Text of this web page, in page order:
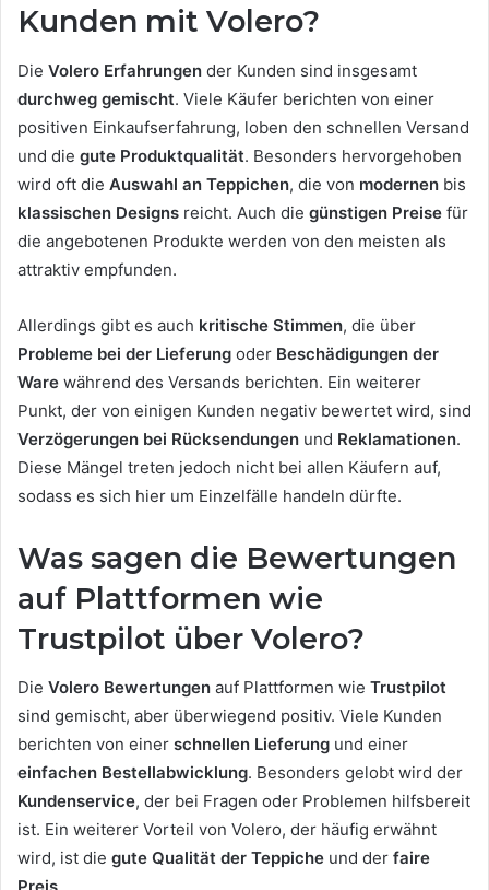
Kunden mit Volero?
Die Volero Erfahrungen der Kunden sind insgesamt
durchweg gemischt. Viele Käufer berichten von einer
positiven Einkaufserfahrung, loben den schnellen Versand
und die gute Produktqualität. Besonders hervorgehoben
wird oft die Auswahl an Teppichen, die von modernen bis
klassischen Designs reicht. Auch die günstigen Preise für
die angebotenen Produkte werden von den meisten als
attraktiv empfunden.
Allerdings gibt es auch kritische Stimmen, die über
Probleme bei der Lieferung oder Beschädigungen der
Ware während des Versands berichten. Ein weiterer
Punkt, der von einigen Kunden negativ bewertet wird, sind
Verzögerungen bei Rücksendungen und Reklamationen.
Diese Mängel treten jedoch nicht bei allen Käufern auf,
sodass es sich hier um Einzelfälle handeln dürfte.
Was sagen die Bewertungen
auf Plattformen wie
Trustpilot über Volero?
Die Volero Bewertungen auf Plattformen wie Trustpilot
sind gemischt, aber überwiegend positiv. Viele Kunden
berichten von einer schnellen Lieferung und einer
einfachen Bestellabwicklung. Besonders gelobt wird der
Kundenservice, der bei Fragen oder Problemen hilfsbereit
ist. Ein weiterer Vorteil von Volero, der häufig erwähnt
wird, ist die gute Qualität der Teppiche und der faire